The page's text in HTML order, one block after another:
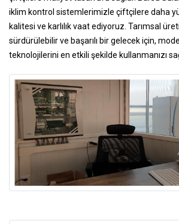
iklim kontrol sistemlerimizle çiftçilere daha
kalitesi ve karlılık vaat ediyoruz. Tarımsal
sürdürülebilir ve başarılı bir gelecek için,
teknolojilerini en etkili şekilde kullanmanızı